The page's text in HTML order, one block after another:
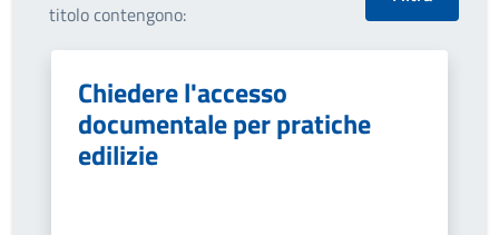
titolo contengono:
Chiedere l'accesso
documentale per pratiche
edilizie